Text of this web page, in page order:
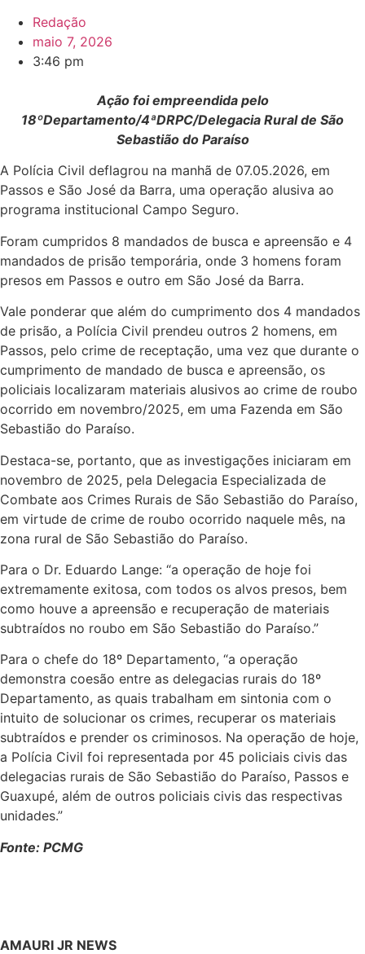
Redação
maio 7, 2026
3:46 pm
Ação foi empreendida pelo
18ºDepartamento/4ªDRPC/Delegacia Rural de São
Sebastião do Paraíso
A Polícia Civil deflagrou na manhã de 07.05.2026, em
Passos e São José da Barra, uma operação alusiva ao
programa institucional Campo Seguro.
Foram cumpridos 8 mandados de busca e apreensão e 4
mandados de prisão temporária, onde 3 homens foram
presos em Passos e outro em São José da Barra.
Vale ponderar que além do cumprimento dos 4 mandados
de prisão, a Polícia Civil prendeu outros 2 homens, em
Passos, pelo crime de receptação, uma vez que durante o
cumprimento de mandado de busca e apreensão, os
policiais localizaram materiais alusivos ao crime de roubo
ocorrido em novembro/2025, em uma Fazenda em São
Sebastião do Paraíso.
Destaca-se, portanto, que as investigações iniciaram em
novembro de 2025, pela Delegacia Especializada de
Combate aos Crimes Rurais de São Sebastião do Paraíso,
em virtude de crime de roubo ocorrido naquele mês, na
zona rural de São Sebastião do Paraíso.
Para o Dr. Eduardo Lange: “a operação de hoje foi
extremamente exitosa, com todos os alvos presos, bem
como houve a apreensão e recuperação de materiais
subtraídos no roubo em São Sebastião do Paraíso.”
Para o chefe do 18º Departamento, “a operação
demonstra coesão entre as delegacias rurais do 18º
Departamento, as quais trabalham em sintonia com o
intuito de solucionar os crimes, recuperar os materiais
subtraídos e prender os criminosos. Na operação de hoje,
a Polícia Civil foi representada por 45 policiais civis das
delegacias rurais de São Sebastião do Paraíso, Passos e
Guaxupé, além de outros policiais civis das respectivas
unidades.”
Fonte: PCMG
AMAURI JR NEWS